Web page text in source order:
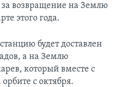
возвращение на Землю
этого года.
будет доставлен
а на Землю
который вместе с
с октября.